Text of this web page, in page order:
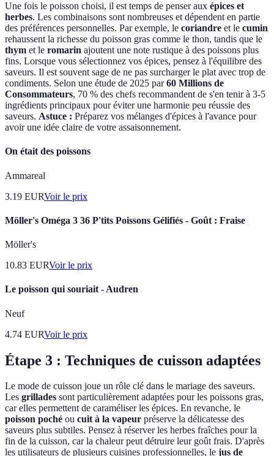
Une fois le poisson choisi, il est temps de penser aux épices et
herbes. Les combinaisons sont nombreuses et dépendent en partie
des préférences personnelles. Par exemple, le coriandre et le cumin
rehaussent la richesse du poisson gras comme le thon, tandis que le
thym et le romarin ajoutent une note rustique à des poissons plus
fins. Lorsque vous sélectionnez vos épices, pensez à l'équilibre des
saveurs. Il est souvent sage de ne pas surcharger le plat avec trop de
condiments. Selon une étude de 2025 par60 Millions de
Consommateurs, 70 % des chefs recommandent de s'en tenir à 3-5
ingrédients principaux pour éviter une harmonie peu réussie des
saveurs. Astuce : Préparez vos mélanges d'épices à l'avance pour
avoir une idée claire de votre assaisonnement.
On était des poissons
Ammareal
3.19 EURVoir le prix
Möller's Oméga 3 36 P'tits Poissons Gélifiés - Goût : Fraise
Möller's
10.83 EURVoir le prix
Le poisson qui souriait - Audren
Neuf
4.74 EURVoir le prix
Étape 3 : Techniques de cuisson adaptées
Le mode de cuisson joue un rôle clé dans le mariage des saveurs.
Les grillades sont particulièrement adaptées pour les poissons gras,
car elles permettent de caraméliser les épices. En revanche, le
poisson poché ou cuit à la vapeur préserve la délicatesse des
saveurs plus subtiles. Pensez à réserver les herbes fraîches pour la
fin de la cuisson, car la chaleur peut détruire leur goût frais. D'après
les utilisateurs de plusieurs cuisines professionnelles, le jus de